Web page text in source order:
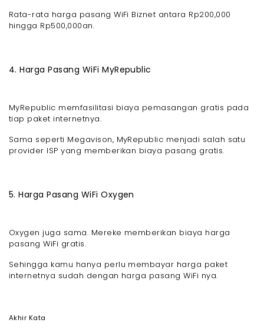
Rata-rata harga pasang WiFi Biznet antara Rp200,000
hingga Rp500,000an.
4. Harga Pasang WiFi MyRepublic
MyRepublic memfasilitasi biaya pemasangan gratis pada
tiap paket internetnya.
Sama seperti Megavison, MyRepublic menjadi salah satu
provider ISP yang memberikan biaya pasang gratis.
5. Harga Pasang WiFi Oxygen
Oxygen juga sama. Mereke memberikan biaya harga
pasang WiFi gratis.
Sehingga kamu hanya perlu membayar harga paket
internetnya sudah dengan harga pasang WiFi nya.
Akhir Kata